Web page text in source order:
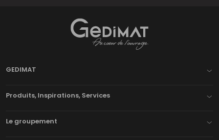
GEDIMAT
Produits, Inspirations, Services
Le groupement